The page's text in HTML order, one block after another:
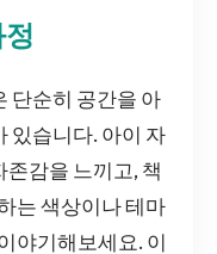
단순히 공간을 아
있습니다. 아이 자
감을 느끼고, 책
는 색상이나 테마
야기해보세요. 이